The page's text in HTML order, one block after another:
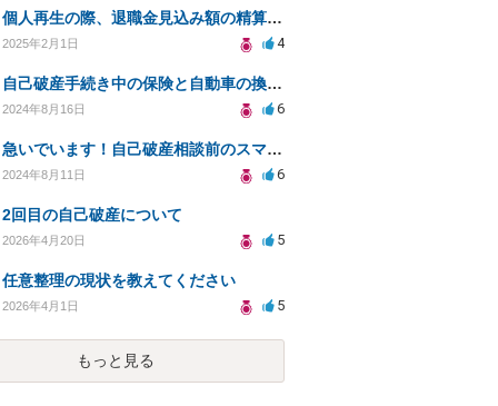
個人再生の際、退職金見込み額の精算割合
2025年2月1日 4
自己破産手続き中の保険と自動車の換価についての疑問
2024年8月16日 6
急いでいます！自己破産相談前のスマホ利用料の滞納について相談したいです。
2024年8月11日 6
2回目の自己破産について
2026年4月20日 5
任意整理の現状を教えてください
2026年4月1日 5
もっと見る